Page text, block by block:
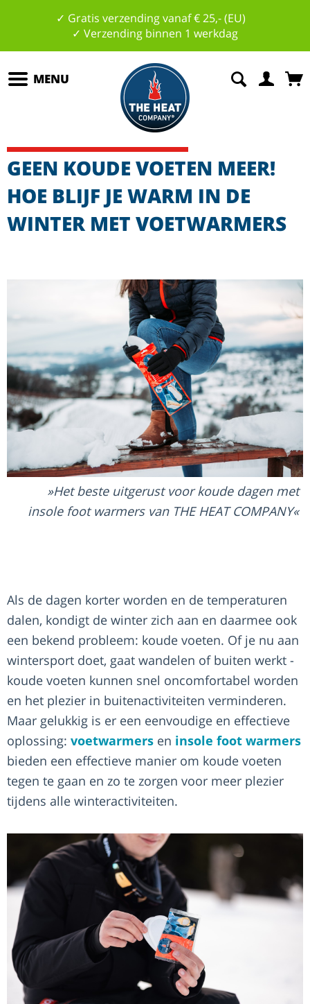
✓ Gratis verzending vanaf € 25,- (EU)
✓ Verzending binnen 1 werkdag
MENU
GEEN KOUDE VOETEN MEER!
HOE BLIJF JE WARM IN DE
WINTER MET VOETWARMERS
Het beste uitgerust voor koude dagen met
insole foot warmers van THE HEAT COMPANY
Als de dagen korter worden en de temperaturen
dalen, kondigt de winter zich aan en daarmee ook
een bekend probleem: koude voeten. Of je nu aan
wintersport doet, gaat wandelen of buiten werkt -
koude voeten kunnen snel oncomfortabel worden
en het plezier in buitenactiviteiten verminderen.
Maar gelukkig is er een eenvoudige en effectieve
oplossing: voetwarmers en insole foot warmers
bieden een effectieve manier om koude voeten
tegen te gaan en zo te zorgen voor meer plezier
tijdens alle winteractiviteiten.